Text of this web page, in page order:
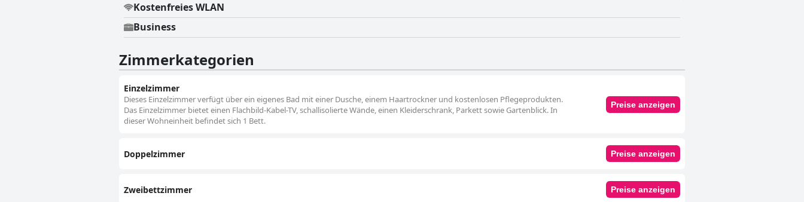
Kostenfreies WLAN
Business
Zimmerkategorien
Einzelzimmer
Dieses Einzelzimmer verfügt über ein eigenes Bad mit einer Dusche, einem Haartrockner und kostenlosen Pflegeprodukten.
Das Einzelzimmer bietet einen Flachbild-Kabel-TV, schallisolierte Wände, einen Kleiderschrank, Parkett sowie Gartenblick. In
dieser Wohneinheit befindet sich 1 Bett.
Preise anzeigen
Doppelzimmer Preise anzeigen
Zweibettzimmer Preise anzeigen